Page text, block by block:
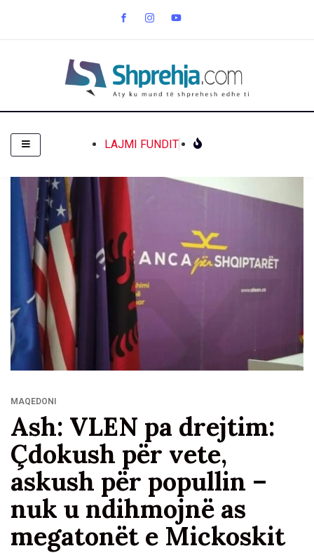
LAJMI FUNDIT
MAQEDONI
Ash: VLEN pa drejtim:
Çdokush për vete,
askush për popullin –
nuk u ndihmojnë as
megatonët e Mickoskit